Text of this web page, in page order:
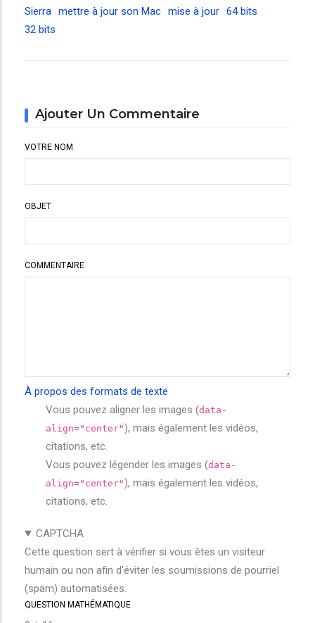
Sierra mettre à jour son Mac mise à jour 64 bits
32 bits
Ajouter Un Commentaire
VOTRE NOM
OBJET
COMMENTAIRE
À propos des formats de texte
Vous pouvez aligner les images (data-
align="center"), mais également les vidéos,
citations, etc.
Vous pouvez légender les images (data-
align="center"), mais également les vidéos,
citations, etc.
CAPTCHA
Cette question sert à vérifier si vous êtes un visiteur
humain ou non afin d'éviter les soumissions de pourriel
(spam) automatisées.
QUESTION MATHÉMATIQUE